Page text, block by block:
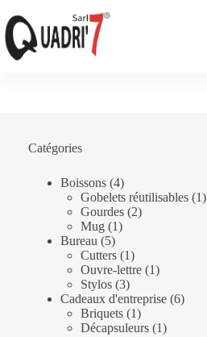
au
contenu
Catégories
Boissons 44
produits
Gobelets réutilisables 11
Gourdes 22
Mug 11
Bureau 55
produits
Cutters 11
produit
Ouvre-lettre 11
Stylos 33
produits
Cadeaux d'entreprise 66
Briquets 11
produit
Décapsuleurs 11